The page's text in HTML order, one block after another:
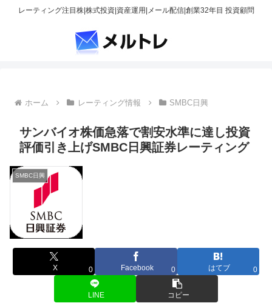
レーティング注目株|株式投資|資産運用|メール配信|創業32年目 投資顧問
ホーム レーティング情報 SMBC日興
サンバイオ株価急落で割安水準に達し投資
評価引き上げSMBC日興証券レーティング
SMBC日興
X 0 Facebook 0 はてブ 0
LINE コピー